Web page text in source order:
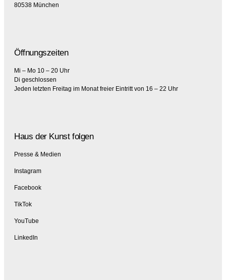
80538 München
Öffnungszeiten
Mi – Mo 10 – 20 Uhr
Di geschlossen
Jeden letzten Freitag im Monat freier Eintritt von 16 – 22 Uhr
Haus der Kunst folgen
Presse & Medien
Instagram
Facebook
TikTok
YouTube
LinkedIn